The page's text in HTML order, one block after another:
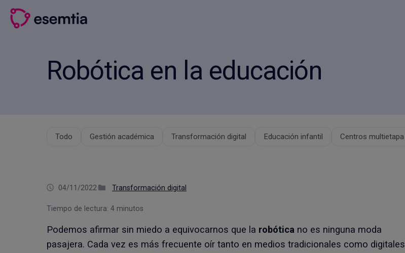
Saltar
contenido
Robótica en la educación
Todo Gestión académica Transformación digital Educación infantil Centros multietapa
04/11/2022· Transformación digital
Tiempo de lectura: 4 minutos
Podemos afirmar sin miedo a equivocarnos que la robótica no es ninguna moda
pasajera. Cada vez es más frecuente oír tanto en medios tradicionales como digitales